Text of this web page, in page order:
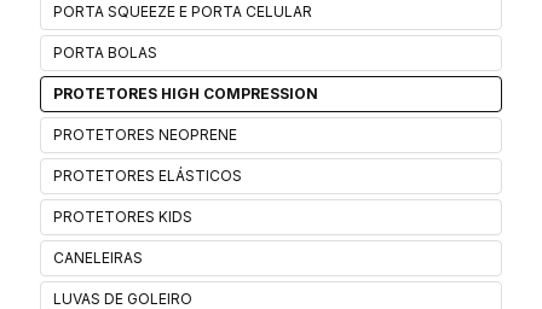
PORTA SQUEEZE E PORTA CELULAR
PORTA BOLAS
PROTETORES HIGH COMPRESSION
PROTETORES NEOPRENE
PROTETORES ELÁSTICOS
PROTETORES KIDS
CANELEIRAS
LUVAS DE GOLEIRO